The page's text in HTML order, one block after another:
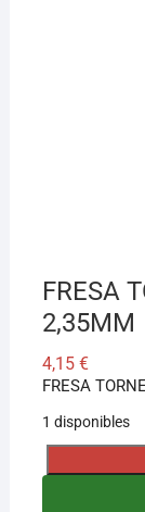
FRESA
2,35MM
4,15 €
FRESA
1 disponibles
FRESA
¡Hola! Soy el
Cuéntame
aunque no